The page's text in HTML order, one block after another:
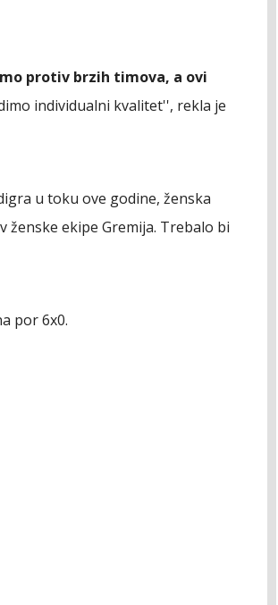
protiv brzih timova, a ovi
individualni kvalitet'', rekla je
u toku ove godine, ženska
ekipe Gremija. Trebalo bi
por 6x0.